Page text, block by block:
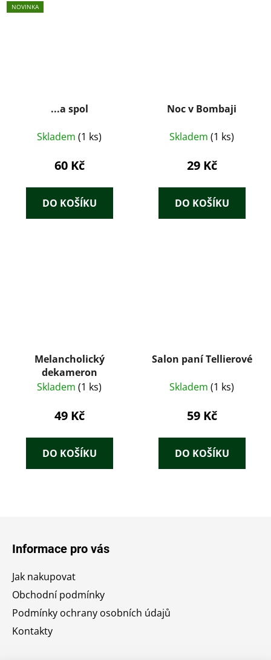
NOVINKA
...a spol
Skladem (1 ks)
60 Kč
DO KOŠÍKU
Noc v Bombaji
Skladem (1 ks)
29 Kč
DO KOŠÍKU
Melancholický
dekameron
Skladem (1 ks)
49 Kč
DO KOŠÍKU
Salon paní Tellierové
Skladem (1 ks)
59 Kč
DO KOŠÍKU
Informace pro vás
Jak nakupovat
Obchodní podmínky
Podmínky ochrany osobních údajů
Kontakty